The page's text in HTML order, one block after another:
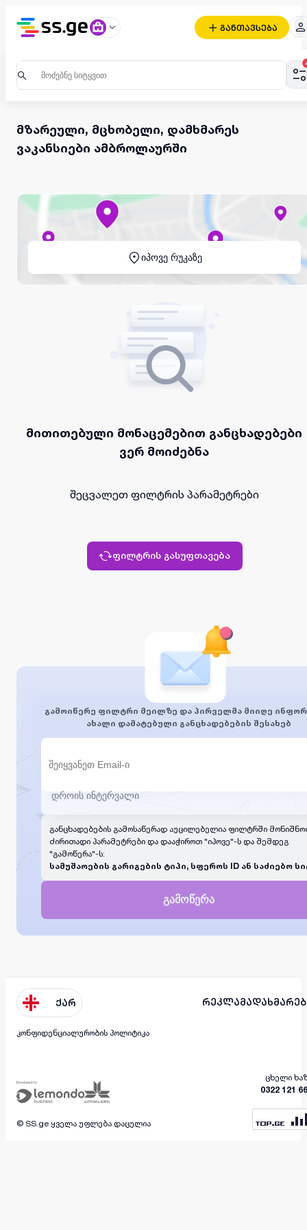
განთავსება
მზარეული, მცხობელი, დამხმარეს
ვაკანსიები ამბროლაურში
იპოვე რუკაზე
მითითებული მონაცემებით განცხადებები
ვერ მოიძებნა
შეცვალეთ ფილტრის პარამეტრები
ფილტრის გასუფთავება
გამოიწერე ფილტრი მეილზე და პირველმა მიიღე
ახალი დამატებული განცხადებების შესახებ
განცხადებების გამოსაწერად აუცილებელია ფილტრში
ძირითადი პარამეტრები და დააჭიროთ "იპოვე"-ს და შემდეგ
"გამოწერა"-ს:
სამუშაოების გარიგების ტიპი, სფეროს ID ან საძიებო
გამოწერა
ქარ რეკლამა
კონფიდენციალურობის პოლიტიკა
ცხელი
0322 121
© SS.ge ყველა უფლება დაცულია